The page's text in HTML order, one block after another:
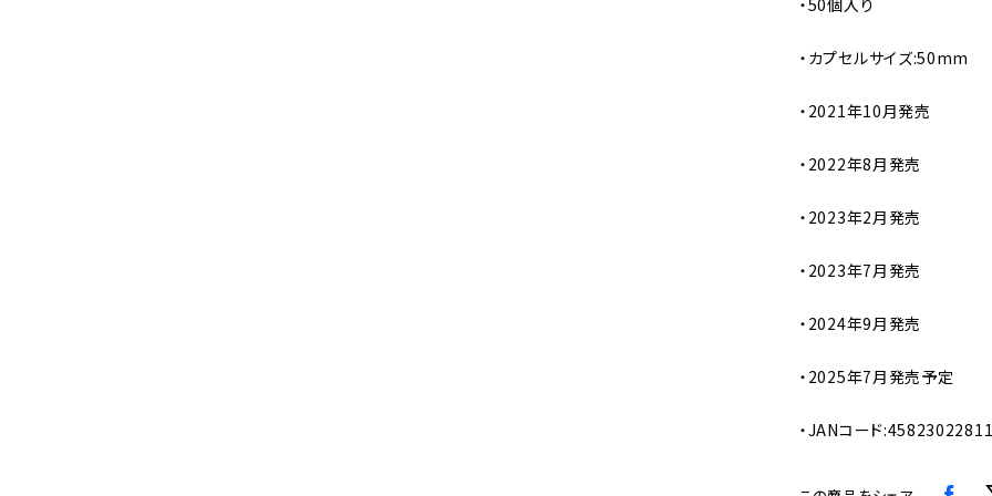
・50個入り
・カプセルサイズ:50mm
・2021年10月発売
・2022年8月発売
・2023年2月発売
・2023年7月発売
・2024年9月発売
・2025年7月発売予定
・JANコード